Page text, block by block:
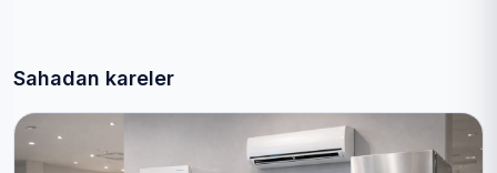
Sahadan kareler